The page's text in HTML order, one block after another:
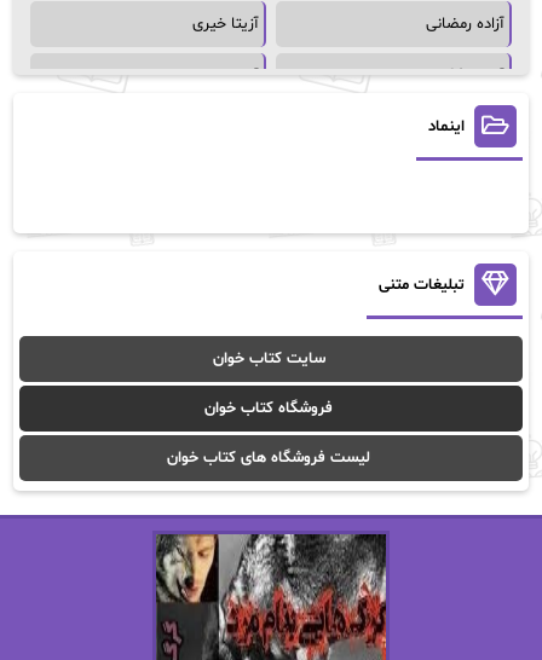
آزاده رمضانی آزیتا خیری
آسمان64 آسمان۶۵
آسیه احمدی
آن ماری سلینکو آنا تاد
آنالیا
آوا موسوی آیدا (Aixi)
آیدا باقری آیسان صادقی
ا_اصغر زاده ا_اصغرزاده
اریک مورگنشترن از نیلوفر لاری
استل مسکم
اصغر زاده
اکرم محمدی
اینماد
تبلیغات متنی
سایت کتاب خوان
فروشگاه کتاب خوان
لیست فروشگاه های کتاب خوان